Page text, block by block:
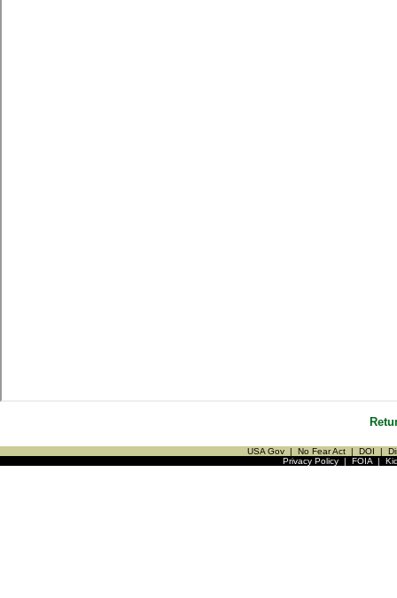
USA Gov | No Fear Act | DOI |
Privacy Policy| FOIA|